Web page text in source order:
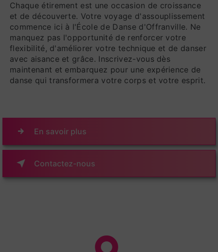
Chaque étirement est une occasion de croissance
et de découverte. Votre voyage d'assouplissement
commence ici à l'École de Danse d'Offranville. Ne
manquez pas l'opportunité de renforcer votre
flexibilité, d'améliorer votre technique et de danser
avec aisance et grâce. Inscrivez-vous dès
maintenant et embarquez pour une expérience de
danse qui transformera votre corps et votre esprit.
En savoir plus
Contactez-nous